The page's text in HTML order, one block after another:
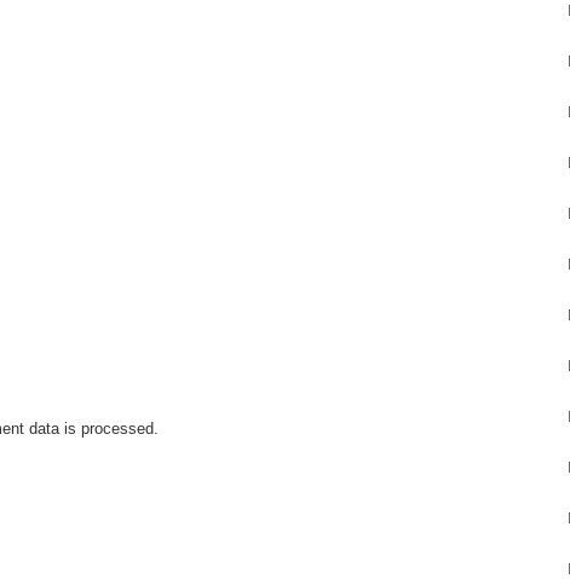
data is processed.